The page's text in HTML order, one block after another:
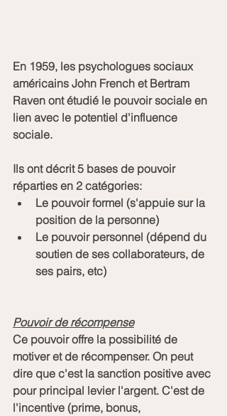
En 1959, les psychologues sociaux
américains John French et Bertram
Raven ont étudié le pouvoir sociale en
lien avec le potentiel d'influence
sociale.
Ils ont décrit 5 bases de pouvoir
réparties en 2 catégories:
Le pouvoir formel (s'appuie sur la
position de la personne)
Le pouvoir personnel (dépend du
soutien de ses collaborateurs, de
ses pairs, etc)
Pouvoir de récompense
Ce pouvoir offre la possibilité de
motiver et de récompenser. On peut
dire que c'est la sanction positive avec
pour principal levier l'argent. C'est de
l'incentive (prime, bonus,